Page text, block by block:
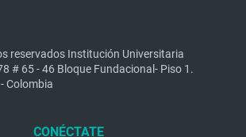
reservados Institución Universitaria
# 65 - 46 Bloque Fundacional- Piso 1.
Colombia